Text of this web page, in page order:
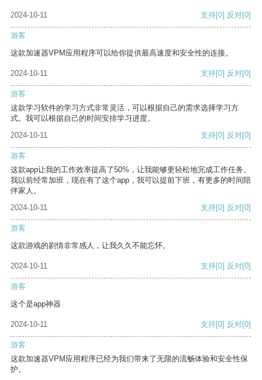
2024-10-11 支持[0] 反对[0]
游客
这款加速器VPM应用程序可以给你提供最高速度和安全性的连接。
2024-10-11 支持[0] 反对[0]
游客
这款学习软件的学习方式非常灵活，可以根据自己的需求选择学习方
式。我可以根据自己的时间安排学习进度。
2024-10-11
支持[0] 反对[0]
游客
这款app让我的工作效率提高了50%，让我能够更轻松地完成工作任务。
我以前经常加班，现在有了这个app，我可以提前下班，有更多的时间陪
伴家人。
2024-10-11
支持[0] 反对[0]
游客
这款游戏的剧情非常感人，让我久久不能忘怀。
2024-10-11 支持[0] 反对[0]
游客
这个是app神器
2024-10-11 支持[0] 反对[0]
游客
这款加速器VPM应用程序已经为我们带来了无限的流畅体验和安全性保
护。